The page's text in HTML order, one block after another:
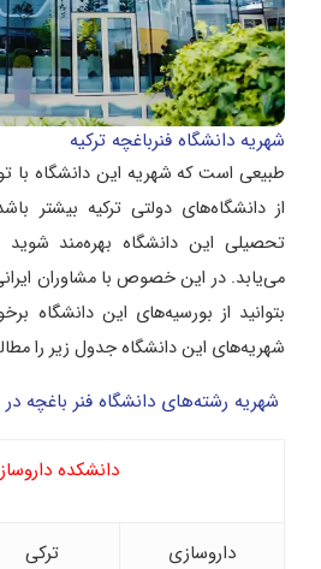
شهریه دانشگاه فنرباغچه ترکیه
طبیعی است که شهریه این دانشگاه
از دانشگاه‌های دولتی ترکیه بیشتر
تحصیلی این دانشگاه بهره‌مند
می‌یابد. در این خصوص با مشاوران
بتوانید از بورسیه‌های این دانشگاه
شهریه‌های این دانشگاه جدول زیر را
شهریه رشته‌های دانشگاه فنر باغچه در سال 2026
دانشکده
ترکی داروسازی